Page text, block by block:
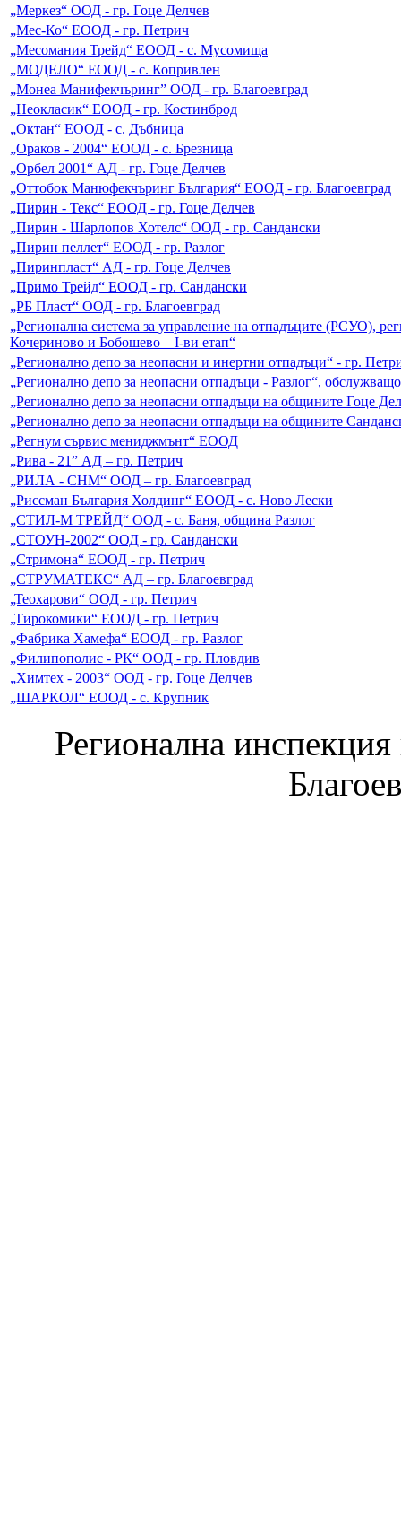
„Меркез“ ООД - гр. Гоце Делчев
„Мес-Ко“ ЕООД - гр. Петрич
„Месомания Трейд“ ЕООД - с. Мусомища
„МОДЕЛО“ ЕООД - с. Копривлен
„Монеа Манифекчъринг” ООД - гр. Благоевград
„Неокласик“ ЕООД - гр. Костинброд
„Октан“ ЕООД - с. Дъбница
„Ораков - 2004“ ЕООД - с. Брезница
„Орбел 2001“ АД - гр. Гоце Делчев
„Оттобок Манюфекчъринг България“ ЕООД - гр. Благоевград
„Пирин - Текс“ ЕООД - гр. Гоце Делчев
„Пирин - Шарлопов Хотелс“ ООД - гр. Сандански
„Пирин пеллет“ ЕООД - гр. Разлог
„Пиринпласт“ АД - гр. Гоце Делчев
„Примо Трейд“ ЕООД - гр. Сандански
„РБ Пласт“ ООД - гр. Благоевград
„Регионална система за управление на отпадъците (РСУО),
Кочериново и Бобошево – I-ви етап“
„Регионално депо за неопасни и инертни отпадъци“ - гр.
„Регионално депо за неопасни отпадъци - Разлог“,
„Регионално депо за неопасни отпадъци на общините Гоце
„Регионално депо за неопасни отпадъци на общините
„Регнум сървис мениджмънт“ ЕООД
„Рива - 21” АД – гр. Петрич
„РИЛА - СНМ“ ООД – гр. Благоевград
„Риссман България Холдинг“ ЕООД - с. Ново Лески
„СТИЛ-М ТРЕЙД“ ООД - с. Баня, община Разлог
„СТОУН-2002“ ООД - гр. Сандански
„Стримона“ ЕООД - гр. Петрич
„СТРУМАТЕКС“ АД – гр. Благоевград
„Теохарови“ ООД - гр. Петрич
„Тирокомики“ ЕООД - гр. Петрич
„Фабрика Хамефа“ ЕООД - гр. Разлог
„Филипополис - РК“ ООД - гр. Пловдив
„Химтех - 2003“ ООД - гр. Гоце Делчев
„ШАРКОЛ“ ЕООД - с. Крупник
Регионална